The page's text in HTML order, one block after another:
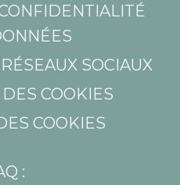
SOCIAUX
COOKIES
COOKIES
: